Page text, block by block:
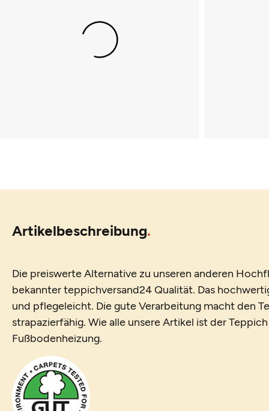
Artikelbeschreibung
Die preiswerte Alternative zu unseren anderen
bekannter teppichversand24 Qualität. Das
und pflegeleicht. Die gute Verarbeitung macht den
strapazierfähig. Wie alle unsere Artikel ist der
Fußbodenheizung.